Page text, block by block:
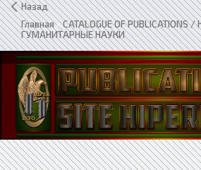
Назад
Главная»CATALOGUE OF PUBLICATIONS /
ГУМАНИТАРНЫЕ НАУКИ